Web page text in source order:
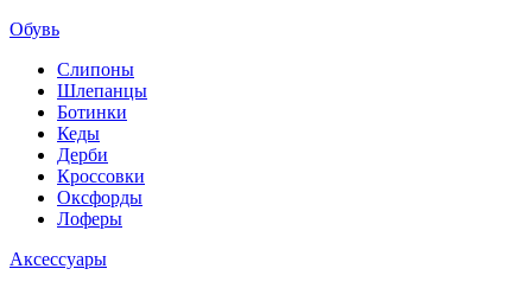
Обувь
Слипоны
Шлепанцы
Ботинки
Кеды
Дерби
Кроссовки
Оксфорды
Лоферы
Аксессуары